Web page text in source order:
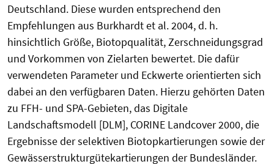
Deutschland. Diese wurden entsprechend den
Empfehlungen aus Burkhardt et al. 2004, d. h.
hinsichtlich Größe, Biotopqualität, Zerschneidungsgrad
und Vorkommen von Zielarten bewertet. Die dafür
verwendeten Parameter und Eckwerte orientierten sich
dabei an den verfügbaren Daten. Hierzu gehörten Daten
zu FFH- und SPA-Gebieten, das Digitale
Landschaftsmodell [DLM], CORINE Landcover 2000, die
Ergebnisse der selektiven Biotopkartierungen sowie der
Gewässerstrukturgütekartierungen der Bundesländer.